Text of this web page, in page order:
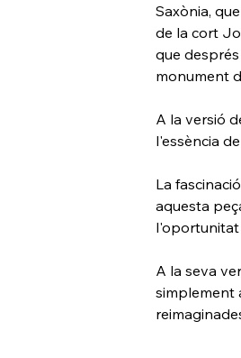
Saxònia,
de la cort
que
monument
A la versió
l'essència
La
aquesta
l'oportunitat
A la seva
simplement